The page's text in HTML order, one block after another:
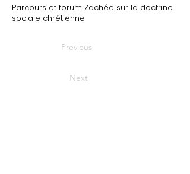
Parcours et forum Zachée sur la doctrine
sociale chrétienne
Previous
Next